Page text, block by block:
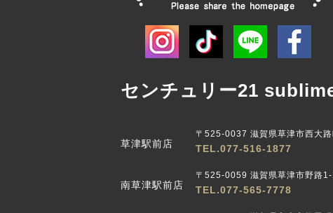
センチュリー21
草津駅前店
〒525-0037 滋賀県草津市西大
TEL.077-516-1877
南草津駅前店
〒525-0059 滋賀県草津市野路
TEL.077-565-7778